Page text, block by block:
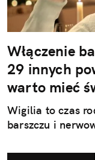
Włączenie
29 innych
warto mieć
Wigilia to czas
barszczu i